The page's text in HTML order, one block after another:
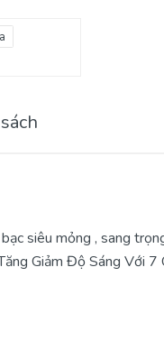
siêu mỏng , sang
Giảm Độ Sáng Với 7